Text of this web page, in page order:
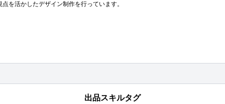
を活かしたデザイン制作を行っています。
出品スキルタグ